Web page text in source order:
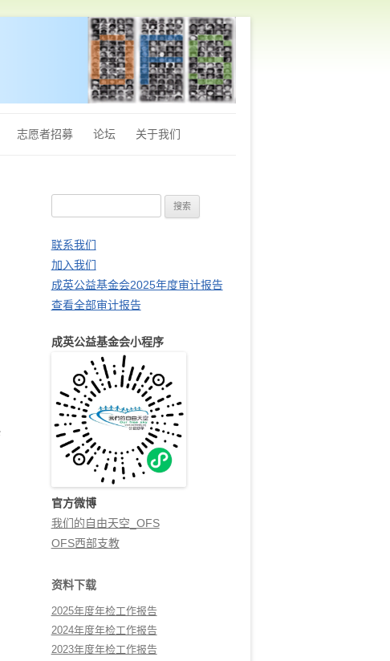
志愿者招募 论坛 关于我们
：
联系我们
加入我们
成英公益基金会2025年度审计报告
查看全部审计报告
成英公益基金会小程序
官方微博
我们的自由天空_OFS
OFS西部支教
资料下载
2025年度年检工作报告
2024年度年检工作报告
2023年度年检工作报告